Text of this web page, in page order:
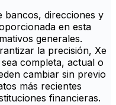
bancos, direcciones y
en esta
generales.
la precisión, Xe
completa, actual o
cambiar sin previo
más recientes
financieras.